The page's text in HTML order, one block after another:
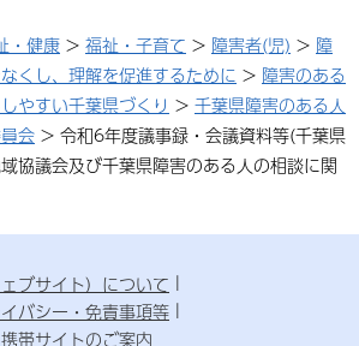
・健康 > 福祉・子育て > 障害者(児) > 障
くし、理解を促進するために > 障害のある
やすい千葉県づくり > 千葉県障害のある人
会 > 令和6年度議事録・会議資料等(千葉県
協議会及び千葉県障害のある人の相談に関
ブサイト）について
バシー・免責事項等
携帯サイトのご案内